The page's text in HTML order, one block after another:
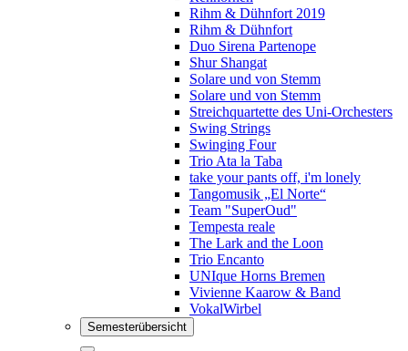
Rihm & Dühnfort 2019
Rihm & Dühnfort
Duo Sirena Partenope
Shur Shangat
Solare und von Stemm
Solare und von Stemm
Streichquartette des Uni-Orchesters
Swing Strings
Swinging Four
Trio Ata la Taba
take your pants off, i'm lonely
Tangomusik „El Norte“
Team "SuperOud"
Tempesta reale
The Lark and the Loon
Trio Encanto
UNIque Horns Bremen
Vivienne Kaarow & Band
VokalWirbel
Semesterübersicht